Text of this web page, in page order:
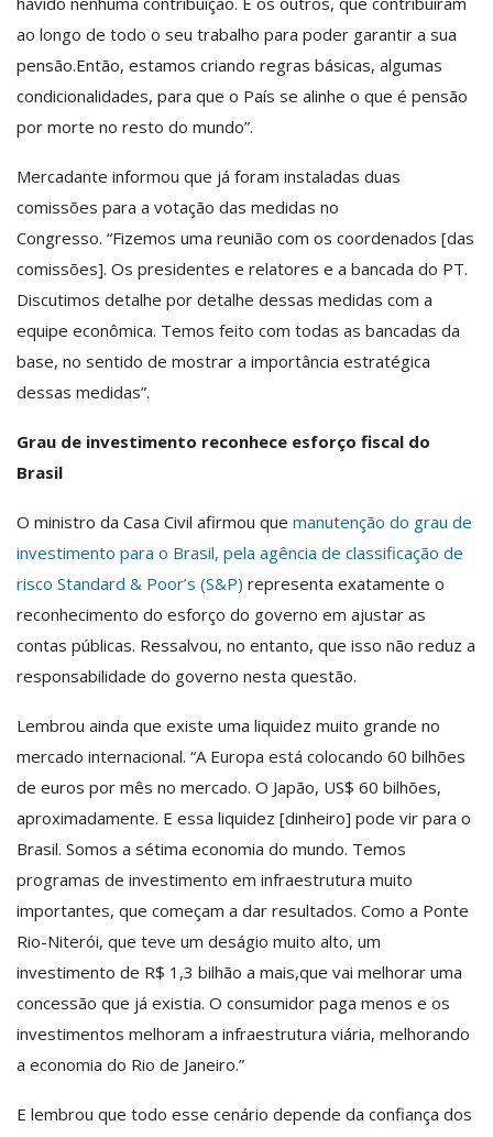
ao longo de todo o seu trabalho para poder garantir a sua
pensão.Então, estamos criando regras básicas, algumas
condicionalidades, para que o País se alinhe o que é pensão
por morte no resto do mundo”.
Mercadante informou que já foram instaladas duas
comissões para a votação das medidas no
Congresso. “Fizemos uma reunião com os coordenados [das
comissões]. Os presidentes e relatores e a bancada do PT.
Discutimos detalhe por detalhe dessas medidas com a
equipe econômica. Temos feito com todas as bancadas da
base, no sentido de mostrar a importância estratégica
dessas medidas”.
Grau de investimento reconhece esforço fiscal do
Brasil
O ministro da Casa Civil afirmou que manutenção do grau de
investimento para o Brasil, pela agência de classificação de
risco Standard & Poor’s (S&P) representa exatamente o
reconhecimento do esforço do governo em ajustar as
contas públicas. Ressalvou, no entanto, que isso não reduz a
responsabilidade do governo nesta questão.
Lembrou ainda que existe uma liquidez muito grande no
mercado internacional. “A Europa está colocando 60 bilhões
de euros por mês no mercado. O Japão, US$ 60 bilhões,
aproximadamente. E essa liquidez [dinheiro] pode vir para o
Brasil. Somos a sétima economia do mundo. Temos
programas de investimento em infraestrutura muito
importantes, que começam a dar resultados. Como a Ponte
Rio-Niterói, que teve um deságio muito alto, um
investimento de R$ 1,3 bilhão a mais,que vai melhorar uma
concessão que já existia. O consumidor paga menos e os
investimentos melhoram a infraestrutura viária, melhorando
a economia do Rio de Janeiro.”
E lembrou que todo esse cenário depende da confiança dos